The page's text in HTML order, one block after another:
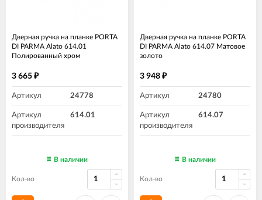
Дверная ручка на планке PORTA
DI PARMA Alato 614.01
Полированный хром
3 665 ₽
Артикул 24778
Артикул
производителя
614.01
В наличии
Кол-во
Дверная ручка на планке PORTA
DI PARMA Alato 614.07 Матовое
золото
3 948 ₽
Артикул 24780
Артикул
производителя
614.07
В наличии
Кол-во